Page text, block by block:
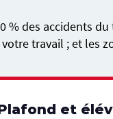
des accidents
travail ; et les
et